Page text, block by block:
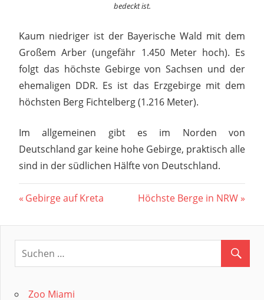
bedeckt ist.
Kaum niedriger ist der Bayerische Wald mit dem
Großem Arber (ungefähr 1.450 Meter hoch). Es
folgt das höchste Gebirge von Sachsen und der
ehemaligen DDR. Es ist das Erzgebirge mit dem
höchsten Berg Fichtelberg (1.216 Meter).
Im allgemeinen gibt es im Norden von
Deutschland gar keine hohe Gebirge, praktisch alle
sind in der südlichen Hälfte von Deutschland.
Beitragsnavigation
Vorheriger
Gebirge auf Kreta
Nächster
Höchste Berge in NRW
Zoo Miami